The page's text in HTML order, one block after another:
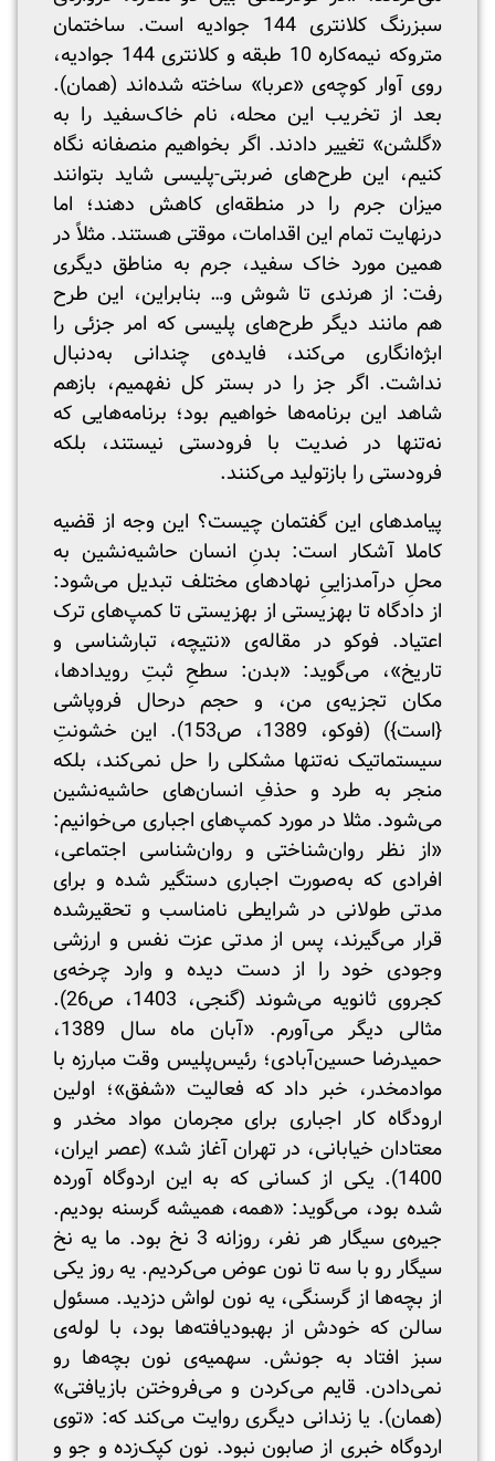
سبزرنگ کلانتری 144 جوادیه است. ساختمان
متروکه نیمه‌کاره 10 طبقه و کلانتری 144 جوادیه،
روی آوار کوچه‌ی «عربا» ساخته شده‌اند (همان).
بعد از تخریب این محله، نام خاک‌سفید را به
«گلشن» تغییر دادند. اگر بخواهیم منصفانه نگاه
کنیم، این طرح‌های ضربتی-پلیسی شاید بتوانند
میزان جرم را در منطقه‌ای کاهش دهند؛ اما
درنهایت تمام این اقدامات، موقتی هستند. مثلاً در
همین مورد خاک سفید، جرم به مناطق دیگری
رفت: از هرندی تا شوش و… بنابراین، این طرح
هم مانند دیگر طرح‌های پلیسی که امر جزئی را
ابژه‌انگاری می‌کند، فایده‌ی چندانی به‌دنبال
نداشت. اگر جز را در بستر کل نفهمیم، بازهم
شاهد این برنامه‌ها خواهیم بود؛ برنامه‌هایی که
نه‌تنها در ضدیت با فرودستی نیستند، بلکه
فرودستی را بازتولید می‌کنند.
پیامدهای این گفتمان چیست؟ این وجه از قضیه
کاملا آشکار است: بدنِ انسان حاشیه‌نشین به
محلِ درآمدزاییِ نهادهای مختلف تبدیل می‌شود:
از دادگاه تا بهزیستی از بهزیستی تا کمپ‌های ترک
اعتیاد. فوکو در مقاله‌ی «نتیچه، تبارشناسی و
تاریخ»، می‌گوید: «بدن: سطحِ ثبتِ رویدادها،
مکان تجزیه‌ی من، و حجم درحال فروپاشی
{است}) (فوکو، 1389، ص153). این خشونتِ
سیستماتیک نه‌تنها مشکلی را حل نمی‌کند، بلکه
منجر به طرد و حذفِ انسان‌های حاشیه‌نشین
می‌شود. مثلا در مورد کمپ‌‌های اجباری می‌خوانیم:
«از نظر روان‌شناختی و روان‌شناسی اجتماعی،
افرادی که به‌صورت اجباری دستگیر شده و برای
مدتی طولانی در شرایطی نامناسب و تحقیر‌شده
قرار می‌گیرند، پس از مدتی عزت نفس و ارزشی
وجودی خود را از دست دیده و وارد چرخه‌ی
کجروی ثانویه می‌شوند (گنجی، 1403، ص26).
مثالی دیگر می‌آورم. «آبان ماه سال 1389،
حمیدرضا حسین‌آبادی؛ رئیس‌پلیس وقت مبارزه با
موادمخدر، خبر داد که فعالیت «شفق»؛ اولین
ارودگاه کار اجباری برای مجرمان مواد مخدر و
معتادان خیابانی، در تهران آغاز شد» (عصر ایران،
1400). یکی از کسانی که به این اردوگاه آورده
شده بود، می‌گوید: «همه، همیشه گرسنه بودیم.
جیره‌ی سیگار هر نفر، روزانه 3 نخ بود. ما یه نخ
سیگار رو با سه تا نون عوض می‌کردیم. یه روز یکی
از بچه‌ها از گرسنگی، یه نون لواش دزدید. مسئول
سالن که خودش از بهبودیافته‌ها بود، با لوله‌ی
سبز افتاد به جونش. سهمیه‌ی نون بچه‌ها رو
نمی‌دادن. قایم می‌کردن و می‌فروختن بازیافتی»
(همان). یا زندانی دیگری روایت می‌کند که: «توی
اردوگاه خبری از صابون نبود. نون کپک‌زده و جو و